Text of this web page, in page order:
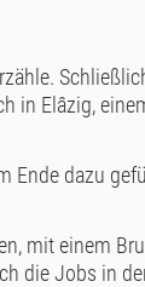
in Elâzig,
Ende dazu
mit einem
die Jobs in